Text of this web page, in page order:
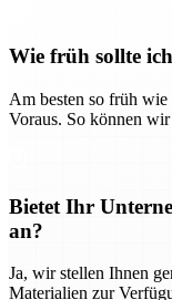
Wie früh sollte
Am besten so früh
Voraus. So können
Bietet Ihr
an?
Ja, wir stellen Ihnen
Materialien zur